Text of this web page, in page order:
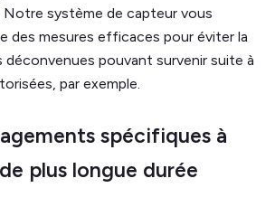
Notre système de capteur vous
des mesures efficaces pour éviter la
déconvenues pouvant survenir suite à
par exemple.
spécifiques à
plus longue durée